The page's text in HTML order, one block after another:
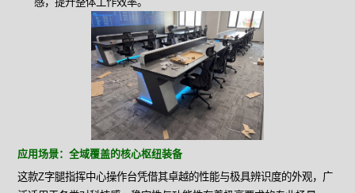
应用场景：全域覆盖的核心枢纽装备
这款Z字腿指挥中心操作台凭借其卓越的性能与极具辨识度的外观，广